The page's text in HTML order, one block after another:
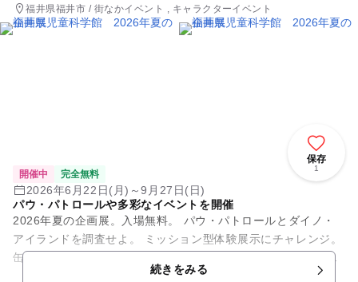
福井県福井市 / 街なかイベント , キャラクターイベント
保存
1
開催中 完全無料
2026年6月22日(月)～9月27日(日)
パウ・パトロールや多彩なイベントを開催
2026年夏の企画展。入場無料。 パウ・パトロールとダイノ・
アイランドを調査せよ。 ミッション型体験展示にチャレンジ。
缶バッジづくりやプレイコーナー、パウ・パトロールのキャラ
続きをみる